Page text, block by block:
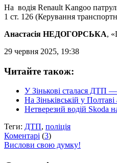
На водія Renault Kangoo
1 ст. 126 (Керування
Анастасія НЕДОГОРСЬКА,
29 червня 2025, 19:38
Читайте також:
У Зінькові сталася ДТП
На Зіньківській у
Нетверезий водій Skoda
Теги: ДТП, поліція
Коментарі (3)
Вислови свою думку!